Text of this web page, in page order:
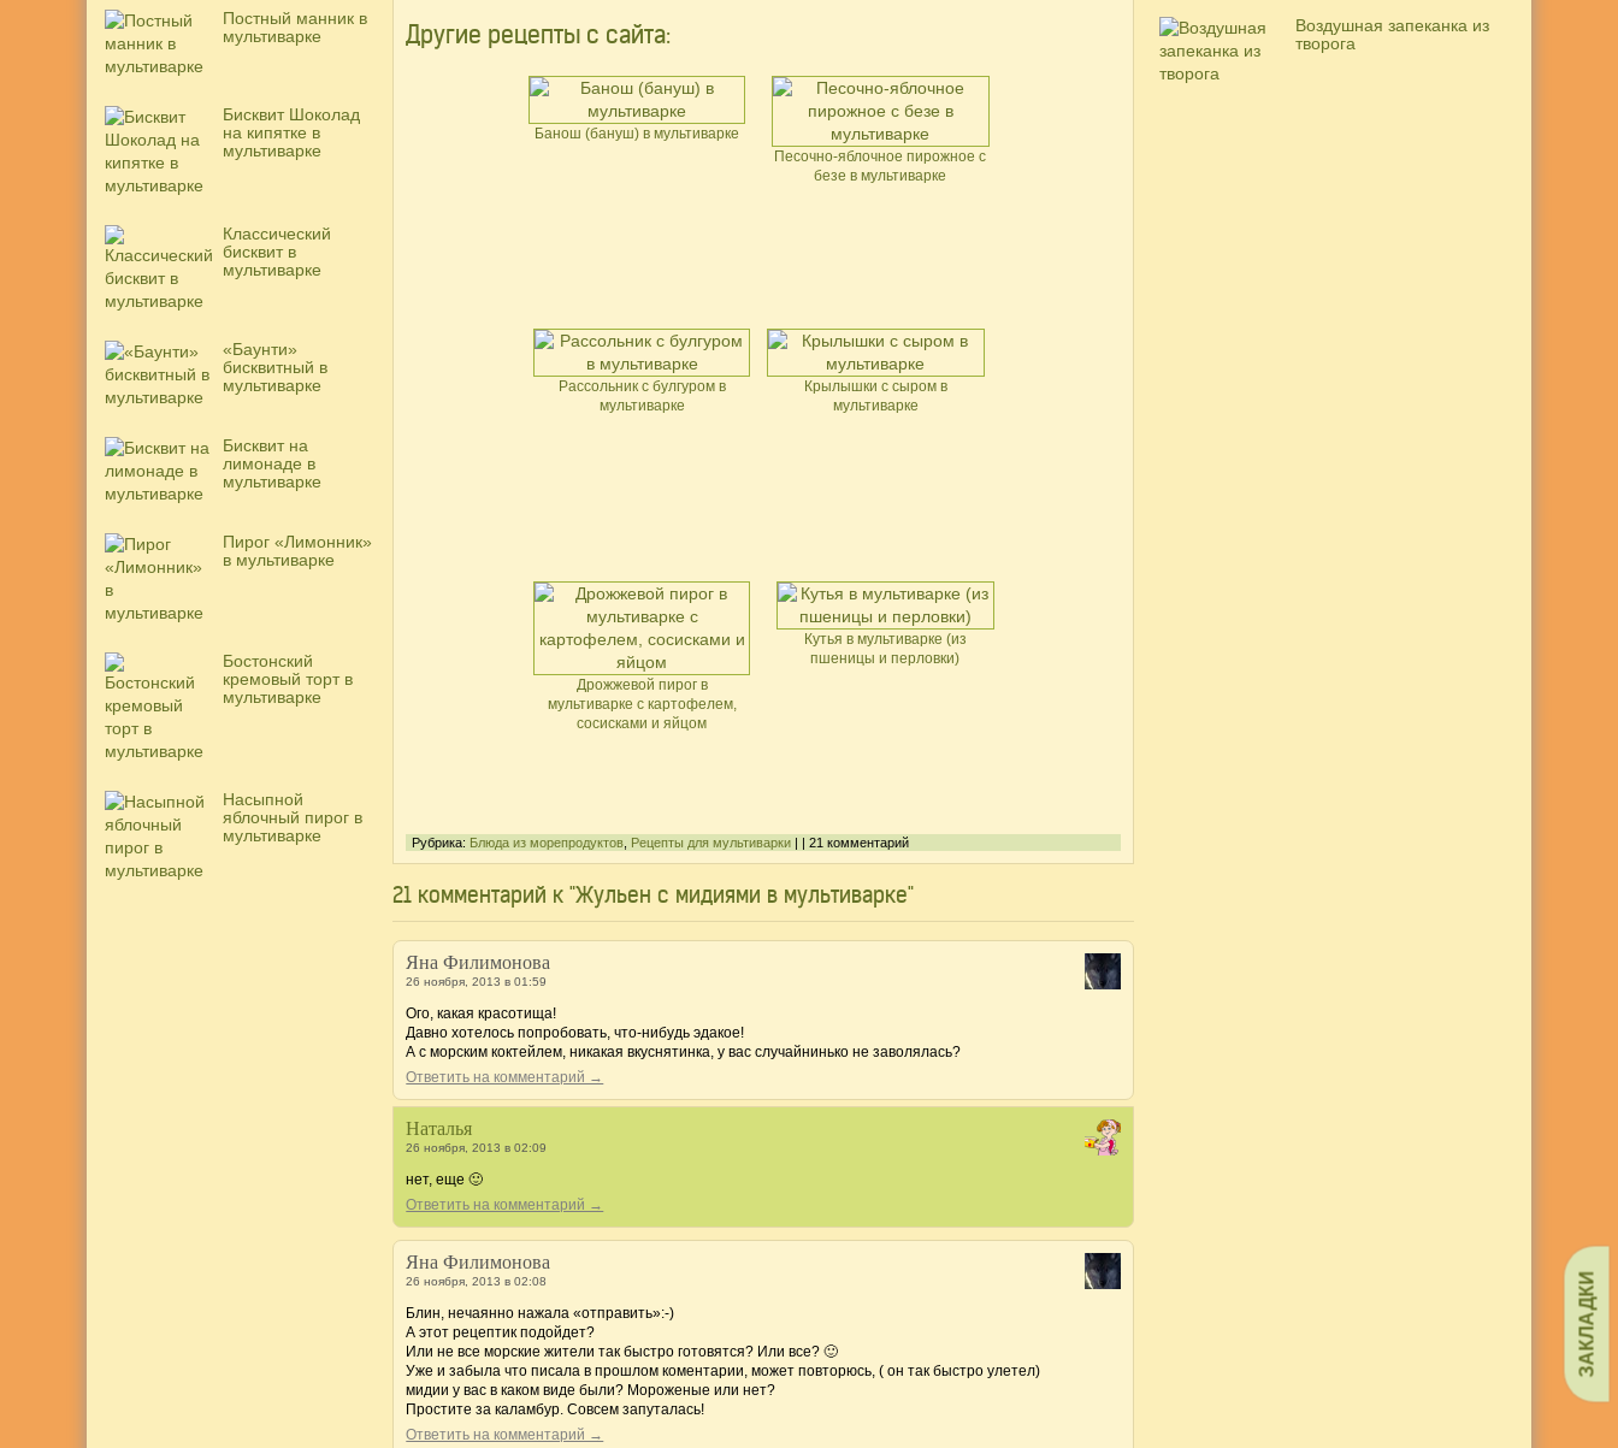
ЗАКЛАДКИ
Постный манник в
мультиварке
Бисквит Шоколад
на кипятке в
мультиварке
Классический
бисквит в
мультиварке
«Баунти»
бисквитный в
мультиварке
Бисквит на
лимонаде в
мультиварке
Пирог «Лимонник»
в мультиварке
Бостонский
кремовый торт в
мультиварке
Насыпной
яблочный пирог в
мультиварке
Другие рецепты с сайта:
Банош (бануш) в мультиварке
Песочно-яблочное пирожное с
безе в мультиварке
Рассольник с булгуром в
мультиварке
Крылышки с сыром в
мультиварке
Дрожжевой пирог в
мультиварке с картофелем,
сосисками и яйцом
Кутья в мультиварке (из
пшеницы и перловки)
Рубрика: Блюда из морепродуктов Рецепты для мультиварки | | 21 комментарий
21 комментарий к "Жульен с мидиями в мультиварке"
Яна Филимонова
26 ноября, 2013 в 01:59
Ого, какая красотища!
Давно хотелось попробовать, что-нибудь эдакое!
А с морским коктейлем, никакая вкуснятинка, у вас случайнинько не заволялась?
Ответить на комментарий →
Наталья
26 ноября, 2013 в 02:09
нет, еще 🙂
Ответить на комментарий →
Яна Филимонова
26 ноября, 2013 в 02:08
Блин, нечаянно нажала «отправить»:-)
А этот рецептик подойдет?
Или не все морские жители так быстро готовятся? Или все? 🙂
Уже и забыла что писала в прошлом коментарии, может повторюсь, ( он так быстро улетел)
мидии у вас в каком виде были? Мороженые или нет?
Простите за каламбур. Совсем запуталась!
Ответить на комментарий →
Воздушная запеканка из
творога